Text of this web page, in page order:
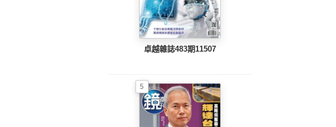
卓越雜誌483期11507
5